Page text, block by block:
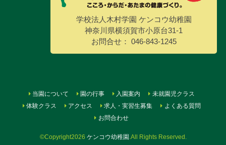
学校法人木村学園 ケンコウ幼稚園
神奈川県横須賀市小原台31-1
お問合せ： 046-843-1245
当園について 園の行事 入園案内
未就園児クラス
体験クラス
アクセス 求人・実習生募集
よくある質問
お問合わせ
©Copyright2026 ケンコウ幼稚園 .All Rights Reserved.